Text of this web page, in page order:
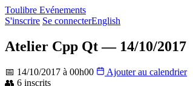
Toulibre Evénements
S'inscrire Se connecterEnglish
Atelier Cpp Qt — 14/10/2017
📅 14/10/2017 à 00h00
Ajouter au calendrier
👥 6 inscrits